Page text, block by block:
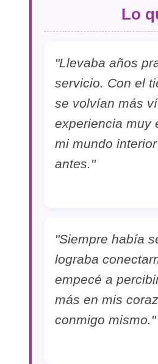
Lo
"Llevaba años
servicio. Con el
se volvían más
experiencia muy
mi mundo
antes."
"Siempre había
lograba
empecé a
más en mis
conmigo mismo."